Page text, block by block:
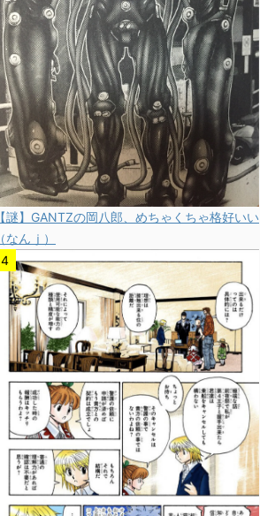
【謎】GANTZの岡八郎、めちゃくちゃ格好いい
（なんｊ）